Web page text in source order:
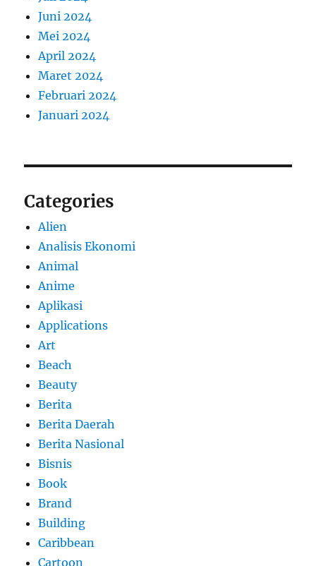
Juni 2024
Mei 2024
April 2024
Maret 2024
Februari 2024
Januari 2024
Categories
Alien
Analisis Ekonomi
Animal
Anime
Aplikasi
Applications
Art
Beach
Beauty
Berita
Berita Daerah
Berita Nasional
Bisnis
Book
Brand
Building
Caribbean
Cartoon